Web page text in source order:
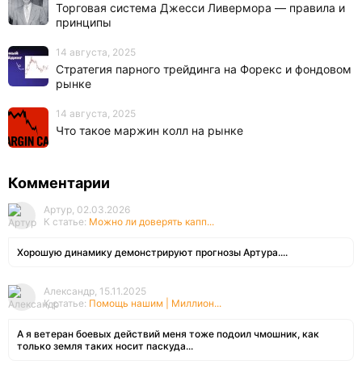
Торговая система Джесси Ливермора — правила и
принципы
14 августа, 2025
Стратегия парного трейдинга на Форекс и фондовом
рынке
14 августа, 2025
Что такое маржин колл на рынке
Комментарии
Артур, 02.03.2026
К статье: Можно ли доверять капп...
Хорошую динамику демонстрируют прогнозы Артура....
Александр, 15.11.2025
К статье: Помощь нашим | Миллион...
А я ветеран боевых действий меня тоже подоил чмошник, как
только земля таких носит паскуда...